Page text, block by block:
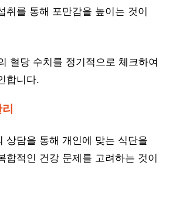
취를 통해 포만감을 높이는 것이
혈당 수치를 정기적으로 체크하여
합니다.
상담을 통해 개인에 맞는 식단을
합적인 건강 문제를 고려하는 것이